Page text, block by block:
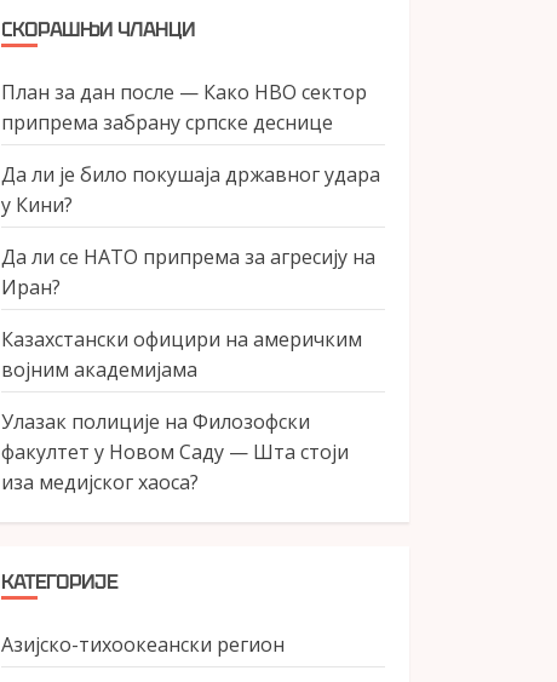
СКОРАШЊИ ЧЛАНЦИ
План за дан после — Како НВО сектор
припрема забрану српске деснице
Да ли је било покушаја државног удара
у Кини?
Да ли се НАТО припрема за агресију на
Иран?
Казахстански официри на америчким
војним академијама
Улазак полиције на Филозофски
факултет у Новом Саду — Шта стоји
иза медијског хаоса?
КАТЕГОРИЈЕ
Азијско-тихоокеански регион